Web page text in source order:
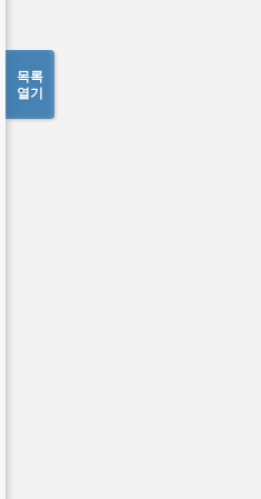
목록
열기